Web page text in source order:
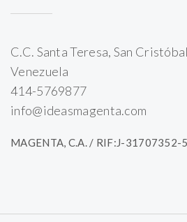
C.C. Santa Teresa, San
Venezuela
414-5769877
info@ideasmagenta.com
MAGENTA, C.A. / RIF:J-31707352-5